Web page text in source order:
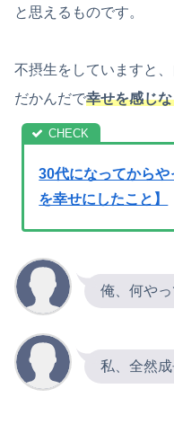
と思えるものです。
不摂生をしていますと
だかんだで幸せを感じ
30代になってから
を幸せにしたこと】
俺、何や
私、全然